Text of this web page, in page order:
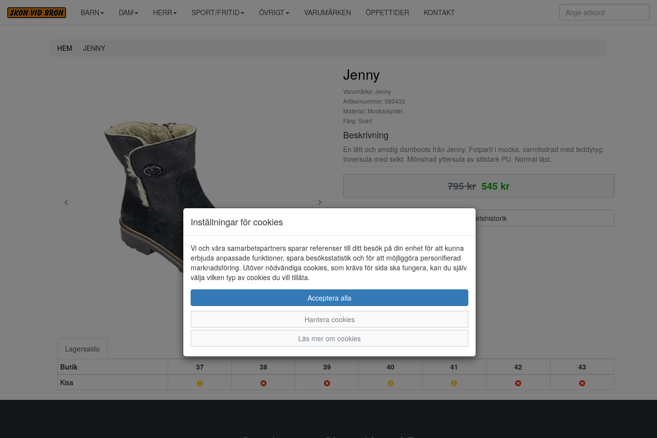
BARN DAM HERR SPORT/FRITID ÖVRIGT VARUMÄRKEN ÖPPETTIDER KONTAKT
HEM JENNY
Jenny
Varumärke: Jenny
Artikelnummer: 080433
Material: Mocka/syntet
Färg: Svart
Beskrivning
En lätt och smidig damboots från Jenny. Fotparti i mocka, varmfodrad med teddytyg.
Innersula med svikt. Mönstrad yttersula av slitstark PU. Normal läst.
795 kr 545 kr
Visa prishistorik
Lagersaldo
Butik
37 38 39 40 41 42
43
Kisa
Inställningar för cookies
Vi och våra samarbetspartners sparar referenser till ditt besök på din enhet för att kunna
erbjuda anpassade funktioner, spara besöksstatistik och för att möjliggöra personifierad
marknadsföring. Utöver nödvändiga cookies, som krävs för sida ska fungera, kan du själv
välja vilken typ av cookies du vill tillåta.
Acceptera alla
Hantera cookies
Läs mer om cookies